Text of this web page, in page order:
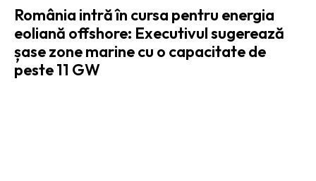
România intră în cursa pentru energia
eoliană offshore: Executivul sugerează
șase zone marine cu o capacitate de
peste 11 GW